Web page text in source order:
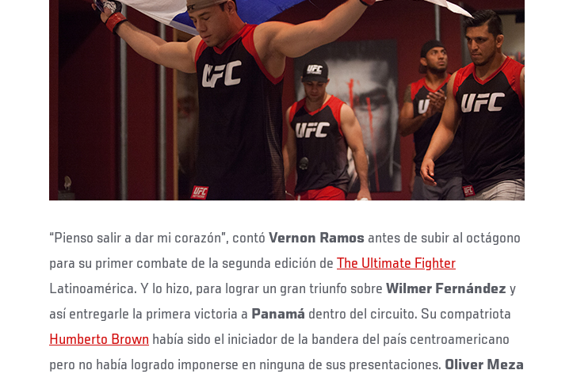
“Pienso salir a dar mi corazón”, contó Vernon Ramos antes de subir al octágono
para su primer combate de la segunda edición de The Ultimate Fighter
Latinoamérica. Y lo hizo, para lograr un gran triunfo sobre Wilmer Fernández y
así entregarle la primera victoria a Panamá dentro del circuito. Su compatriota
Humberto Brown había sido el iniciador de la bandera del país centroamericano
pero no había logrado imponerse en ninguna de sus presentaciones. Oliver Meza